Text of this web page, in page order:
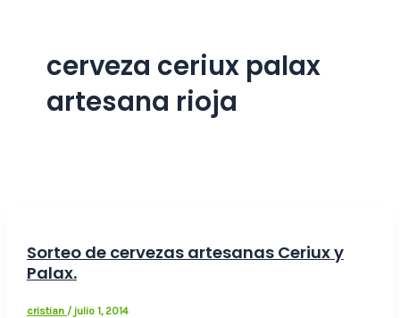
cerveza ceriux palax
artesana rioja
Sorteo de cervezas artesanas Ceriux y
Palax.
cristian / julio 1, 2014